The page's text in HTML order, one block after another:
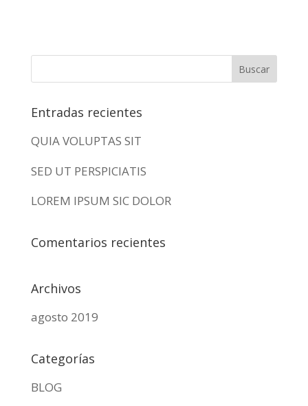
Entradas recientes
QUIA VOLUPTAS SIT
SED UT PERSPICIATIS
LOREM IPSUM SIC DOLOR
Comentarios recientes
Archivos
agosto 2019
Categorías
BLOG